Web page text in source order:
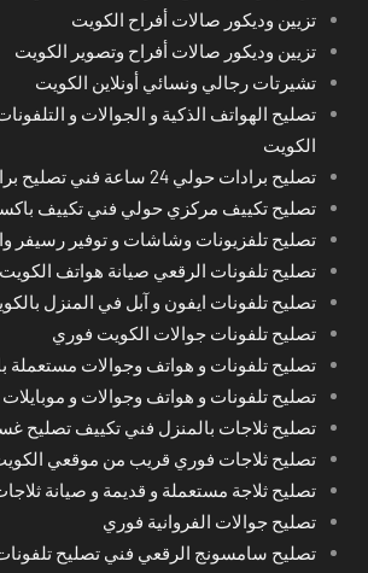
تزيين وديكور صالات أفراح الكويت
تزيين وديكور صالات أفراح وتصوير الكويت
تشيرتات رجالي ونسائي أونلاين الكويت
تصليح الهواتف الذكية و الجوالات و
الكويت
تصليح برادات حولي 24 ساعة فني تصليح برادات باكستاني
تصليح تكييف مركزي حولي فني تكييف
تصليح تلفزيونات وشاشات و توفير رسيفر
تصليح تلفونات الرقعي صيانة هواتف الكويت
تصليح تلفونات ايفون و آبل في المنزل
تصليح تلفونات جوالات الكويت فوري
تصليح تلفونات و هواتف وجوالات مستعملة
تصليح تلفونات و هواتف وجوالات و
تصليح ثلاجات بالمنزل فني تكييف تصليح
تصليح ثلاجات فوري قريب من موقعي
تصليح ثلاجة مستعملة و قديمة و صيانة
تصليح جوالات الفروانية فوري
تصليح سامسونج الرقعي فني تصليح